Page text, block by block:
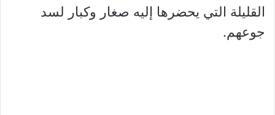
القليلة التي يحضرها إليه صغار وكبار لسد
جوعهم.